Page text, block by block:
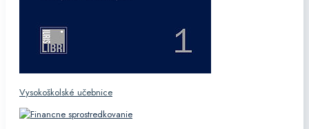
Vysokoškolské učebnice